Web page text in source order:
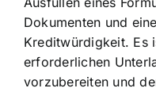
Dokumenten und
Kreditwürdigkeit. Es
erforderlichen
vorzubereiten und